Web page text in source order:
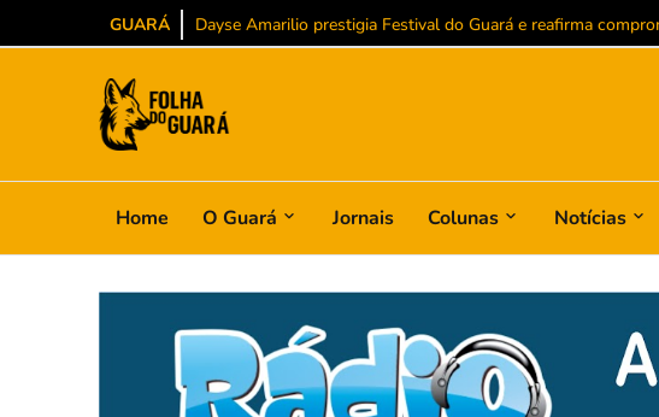
GUARÁ Agnaldo Arruda celebra conquista inédita no BSB Fight e
Home O Guará Jornais Colunas Notícias